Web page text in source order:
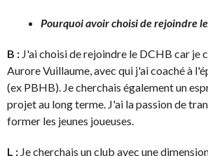
Pourquoi avoir choisi de rejoindre le
B : J'ai choisi de rejoindre le DCHB car je
Aurore Vuillaume, avec qui j'ai coaché à
(ex PBHB). Je cherchais également un
projet au long terme. J'ai la passion de
former les jeunes joueuses.
L : Je cherchais un club avec une